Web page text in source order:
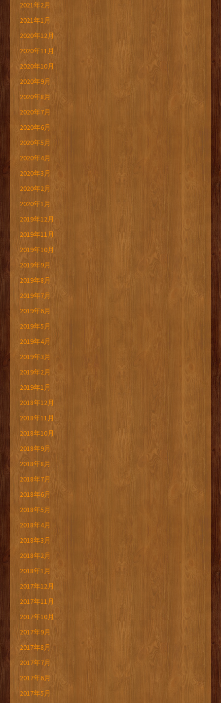
2021年2月
2021年1月
2020年12月
2020年11月
2020年10月
2020年9月
2020年8月
2020年7月
2020年6月
2020年5月
2020年4月
2020年3月
2020年2月
2020年1月
2019年12月
2019年11月
2019年10月
2019年9月
2019年8月
2019年7月
2019年6月
2019年5月
2019年4月
2019年3月
2019年2月
2019年1月
2018年12月
2018年11月
2018年10月
2018年9月
2018年8月
2018年7月
2018年6月
2018年5月
2018年4月
2018年3月
2018年2月
2018年1月
2017年12月
2017年11月
2017年10月
2017年9月
2017年8月
2017年7月
2017年6月
2017年5月